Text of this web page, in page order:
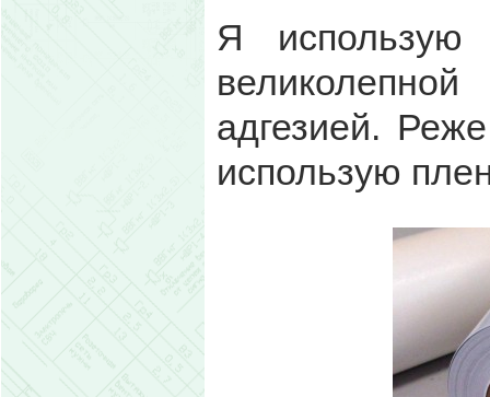
Я
адгезией.
использую